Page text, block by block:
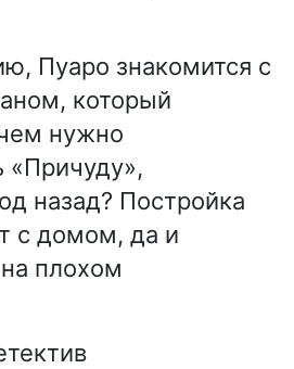
Пуаро знакомится с
который
нужно
«Причуду»,
назад? Постройка
с домом, да и
плохом